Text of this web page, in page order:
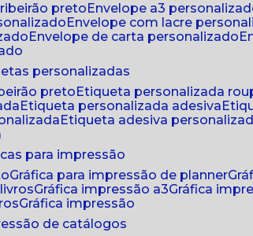
preto
envelope a3
envelope com lacre
envelope de carta personalizado
personalizadas
preto
etiqueta personalizada
etiqueta personalizada adesiva
etiqueta adesiva
para impressão
gráfica para impressão de planner
gráfica impressão a3
gráfica
gráfica impressão
de catálogos